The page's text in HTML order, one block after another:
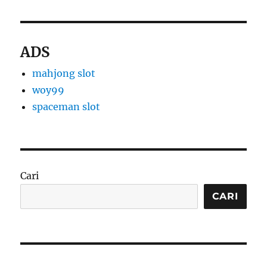
ADS
mahjong slot
woy99
spaceman slot
Cari
CARI